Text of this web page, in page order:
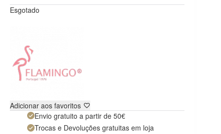
Esgotado
Adicionar aos favoritos
Envio gratuito a partir de 50€
Trocas e Devoluções gratuitas em loja